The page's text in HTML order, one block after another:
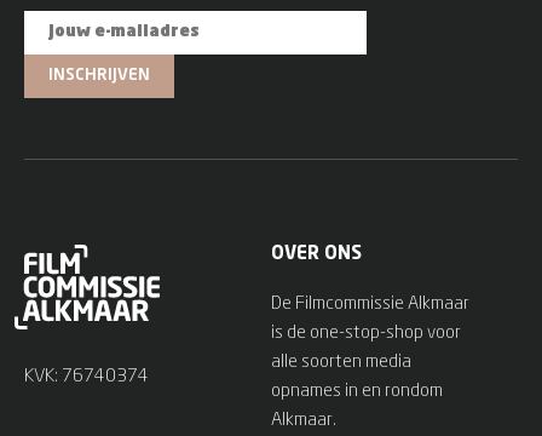
KVK: 76740374
OVER ONS
De Filmcommissie Alkmaar
is de one-stop-shop voor
alle soorten media
opnames in en rondom
Alkmaar.